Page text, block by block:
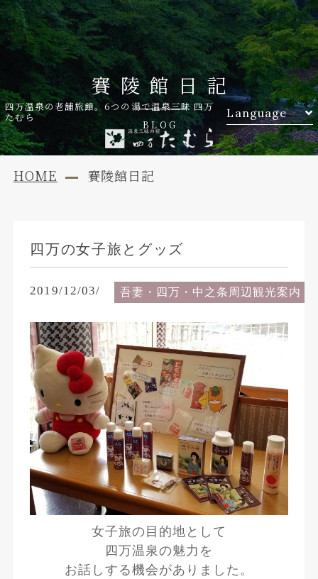
四万温泉の老舗旅館。6つの湯で温泉三昧 四万
たむら
Language
賽陵館日記
BLOG
HOME 賽陵館日記
四万の女子旅とグッズ
2019/12/03/ 吾妻・四万・中之条周辺観光案内
女子旅の目的地として
四万温泉の魅力を
お話しする機会がありました。